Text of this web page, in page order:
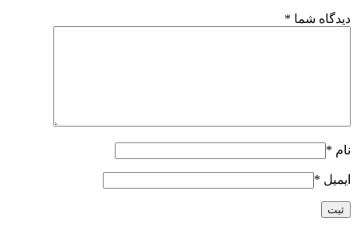
دیدگاه شما *
نام *
ایمیل *